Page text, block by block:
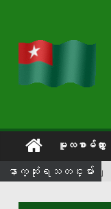
မူလစာမ်က္ႏွာ
ေနာက္ဆံုးရသတင္းမ်ား